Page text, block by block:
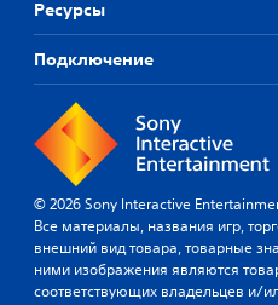
Ресурсы
Подключение
© 2026 Sony Interactive
Все материалы, названия игр,
внешний вид товара, товарные
ними изображения являются
соответствующих владельцев и/